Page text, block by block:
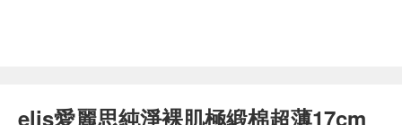
elis愛麗思純淨裸肌極緞棉超薄17cm